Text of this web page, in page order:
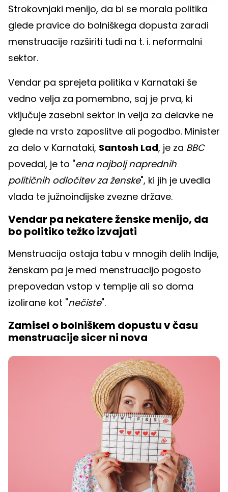
Strokovnjaki menijo, da bi se morala politika
glede pravice do bolniškega dopusta zaradi
menstruacije razširiti tudi na t. i. neformalni
sektor.
Vendar pa sprejeta politika v Karnataki še
vedno velja za pomembno, saj je prva, ki
vključuje zasebni sektor in velja za delavke ne
glede na vrsto zaposlitve ali pogodbo. Minister
za delo v Karnataki, Santosh Lad, je za BBC
povedal, je to "ena najbolj naprednih
političnih odločitev za ženske", ki jih je uvedla
vlada te južnoindijske zvezne države.
Vendar pa nekatere ženske menijo, da
bo politiko težko izvajati
Menstruacija ostaja tabu v mnogih delih Indije,
ženskam pa je med menstruacijo pogosto
prepovedan vstop v templje ali so doma
izolirane kot "nečiste".
Zamisel o bolniškem dopustu v času
menstruacije sicer ni nova